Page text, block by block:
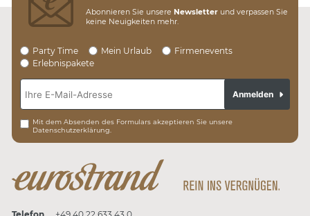
Abonnieren Sie unsere Newsletter und verpassen Sie
keine Neuigkeiten mehr.
Party Time Mein Urlaub
Firmenevents
Erlebnispakete
Mit dem Absenden des Formulars akzeptieren Sie unsere
Datenschutzerklärung.
Anmelden